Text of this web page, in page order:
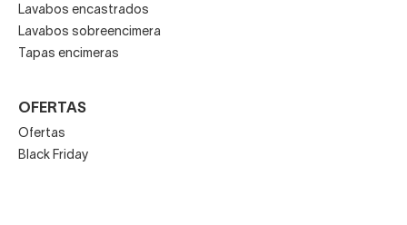
Lavabos encastrados
Lavabos sobreencimera
Tapas encimeras
OFERTAS
Ofertas
Black Friday